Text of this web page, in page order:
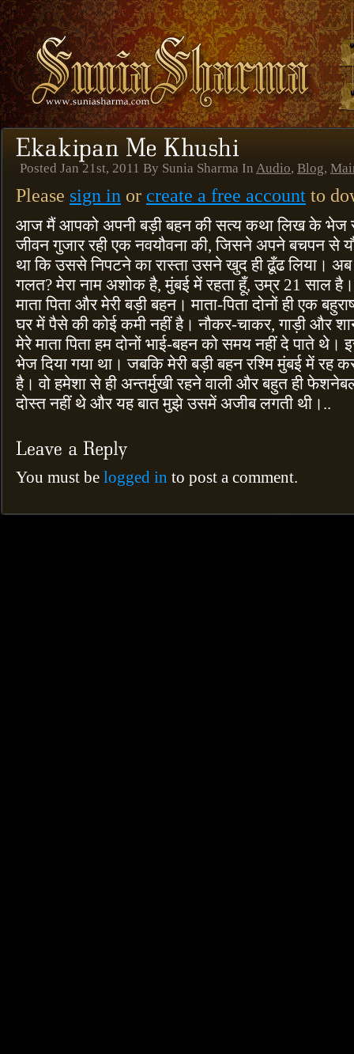
Posted Jan 21st, 2011 By Sunia Sharma In Audio, Blog,
Please sign in or create a free account to
आज मैं आपको अपनी बड़ी बहन की सत्य कथा लिख के भेज
जीवन गुजार रही एक नवयौवना की, जिसने अपने बचपन से
था कि उससे निपटने का रास्ता उसने खुद ही ढूँढ लिया। अब
गलत? मेरा नाम अशोक है, मुंबई में रहता हूँ, उम्र 21 साल
माता पिता और मेरी बड़ी बहन। माता-पिता दोनों ही एक
घर में पैसे की कोई कमी नहीं है। नौकर-चाकर, गाड़ी और
मेरे माता पिता हम दोनों भाई-बहन को समय नहीं दे पाते थे।
भेज दिया गया था। जबकि मेरी बड़ी बहन रश्मि मुंबई में रह
है। वो हमेशा से ही अन्तर्मुखी रहने वाली और बहुत ही
दोस्त नहीं थे और यह बात मुझे उसमें अजीब लगती थी।..
You must be logged in to post a comment.